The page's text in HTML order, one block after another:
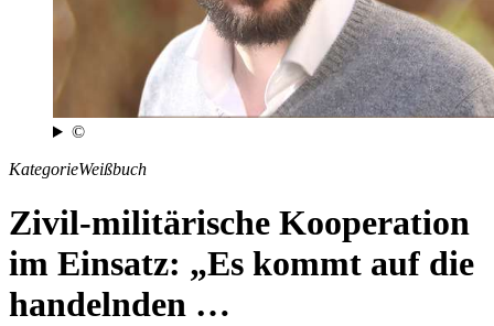
©
KategorieWeißbuch
Zivil-militärische Kooperation
im Einsatz: „Es kommt auf die
handelnden …